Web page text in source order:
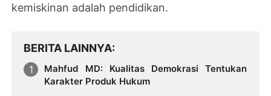
kemiskinan adalah pendidikan.
BERITA LAINNYA
Mahfud MD: Kualitas Demokrasi Tentukan
Karakter Produk Hukum